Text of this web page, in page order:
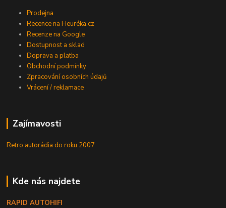
Prodejna
Recence na Heuréka.cz
Recenze na Google
Dostupnost a sklad
Doprava a platba
Obchodní podmínky
Zpracování osobních údajů
Vrácení / reklamace
Zajímavosti
Retro autorádia do roku 2007
Kde nás najdete
RAPID AUTOHIFI